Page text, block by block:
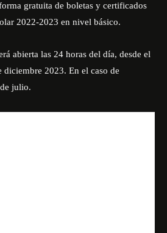
gratuita de boletas y certificados
2022-2023 en nivel básico.
abierta las 24 horas del día, desde el
diciembre 2023. En el caso de
julio.